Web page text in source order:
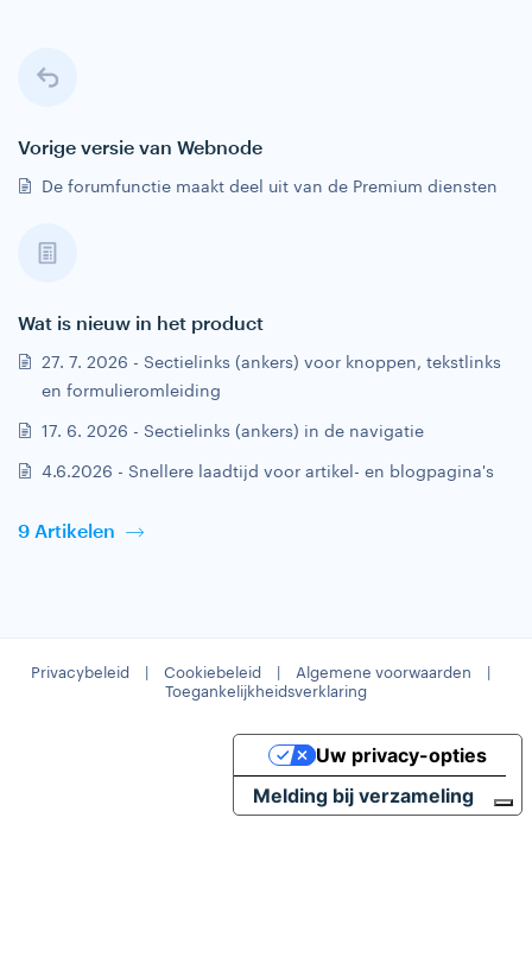
Vorige versie van Webnode
De forumfunctie maakt deel uit van de Premium diensten
Wat is nieuw in het product
27. 7. 2026 - Sectielinks (ankers) voor knoppen, tekstlinks
en formulieromleiding
17. 6. 2026 - Sectielinks (ankers) in de navigatie
4.6.2026 - Snellere laadtijd voor artikel- en blogpagina's
9 Artikelen
Privacybeleid | Cookiebeleid | Algemene voorwaarden
|
Toegankelijkheidsverklaring
Melding bij verzameling
Uw privacy-opties